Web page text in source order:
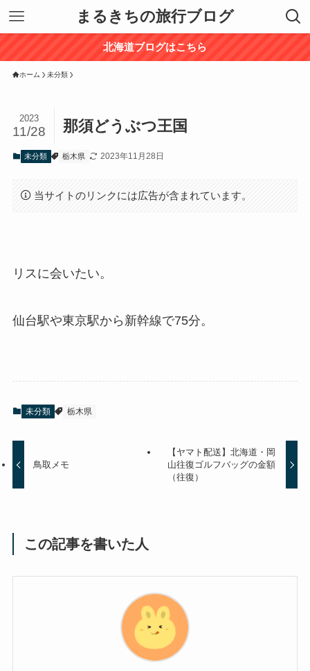
まるきちの旅行ブログ
北海道ブログはこちら
ホーム 未分類
那須どうぶつ王国
2023
11/28
未分類 栃木県 2023年11月28日
当サイトのリンクには広告が含まれています。
リスに会いたい。
仙台駅や東京駅から新幹線で75分。
未分類 栃木県
鳥取メモ
【ヤマト配送】北海道・岡
山往復ゴルフバッグの金額
（往復）
この記事を書いた人